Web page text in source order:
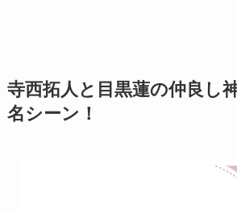
寺西拓人と目黒蓮の仲良し
名シーン！